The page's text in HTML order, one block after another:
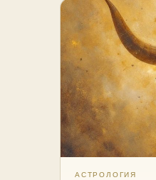
АСТРОЛОГИЯ